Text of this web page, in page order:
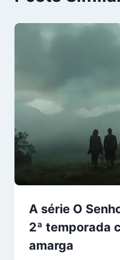
A série O
2ª temporada
amarga